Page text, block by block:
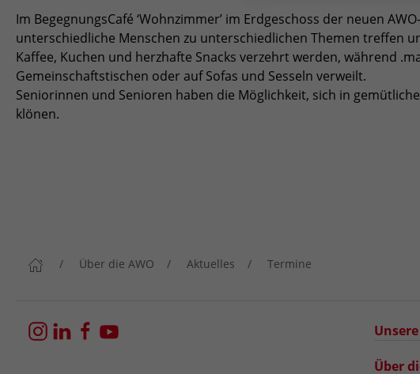
Im BegegnungsCafé ‘Wohnzimmer’ im Erdgeschoss der neuen
unterschiedliche Menschen zu unterschiedlichen Themen treffen
Kaffee, Kuchen und herzhafte Snacks verzehrt werden, während
Gemeinschaftstischen oder auf Sofas und Sesseln verweilt.
Seniorinnen und Senioren haben die Möglichkeit, sich in
klönen.
Über die AWO Aktuelles Termine
Über